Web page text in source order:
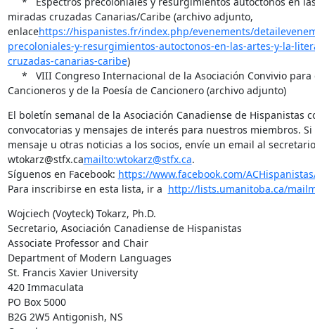
miradas cruzadas Canarias/Caribe (archivo adjunto,
enlacehttps://hispanistes.fr/index.php/evenements/
precoloniales-y-resurgimientos-autoctonos-en-las-artes-y-la-
cruzadas-canarias-caribe)
Cancioneros y de la Poesía de Cancionero (archivo adjunto)
El boletín semanal de la Asociación Canadiense de Hispanistas
convocatorias y mensajes de interés para nuestros miembros.
mensaje u otras noticias a los socios, envíe un email al
wtokarz@stfx.camailto:wtokarz@stfx.ca.
Síguenos en Facebook: https://www.facebook.com/
Para inscribirse en esta lista, ir a http://lists.umanitoba.ca/
Wojciech (Voyteck) Tokarz, Ph.D.
Secretario, Asociación Canadiense de Hispanistas
Associate Professor and Chair
Department of Modern Languages
St. Francis Xavier University
420 Immaculata
PO Box 5000
B2G 2W5 Antigonish, NS